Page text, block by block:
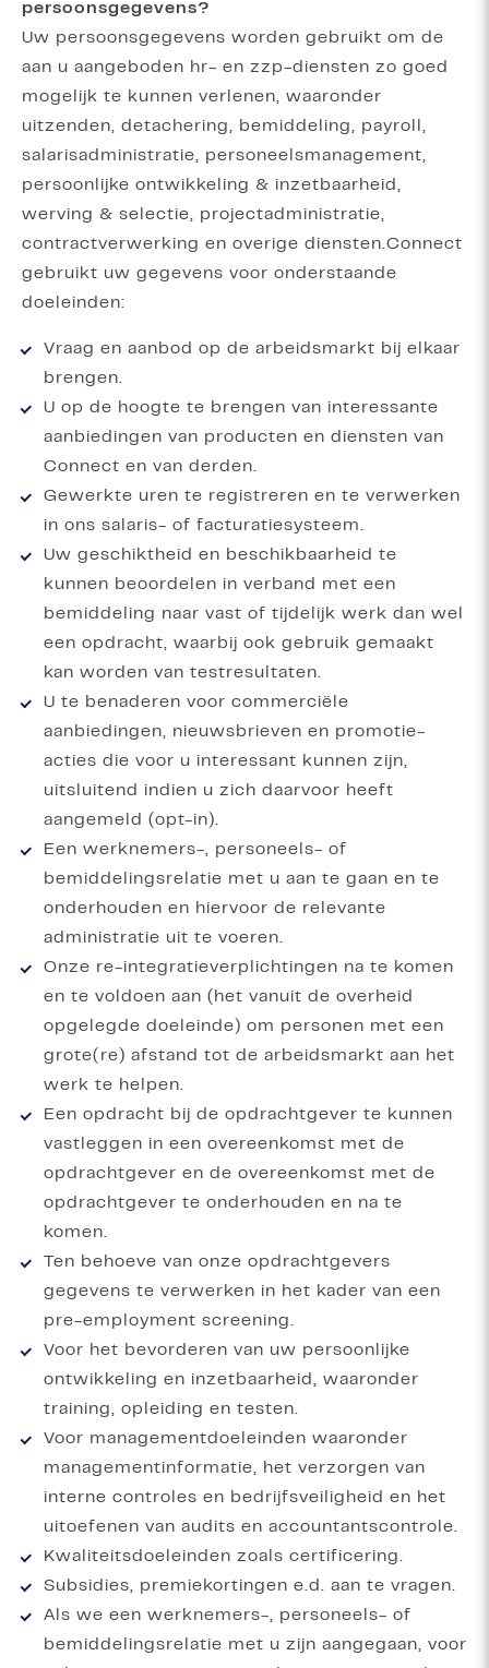
persoonsgegevens?
Uw persoonsgegevens worden gebruikt om de
aan u aangeboden hr- en zzp-diensten zo goed
mogelijk te kunnen verlenen, waaronder
uitzenden, detachering, bemiddeling, payroll,
salarisadministratie, personeelsmanagement,
persoonlijke ontwikkeling & inzetbaarheid,
werving & selectie, projectadministratie,
contractverwerking en overige diensten.Connect
gebruikt uw gegevens voor onderstaande
doeleinden:
Vraag en aanbod op de arbeidsmarkt bij elkaar
brengen.
U op de hoogte te brengen van interessante
aanbiedingen van producten en diensten van
Connect en van derden.
Gewerkte uren te registreren en te verwerken
in ons salaris- of facturatiesysteem.
Uw geschiktheid en beschikbaarheid te
kunnen beoordelen in verband met een
bemiddeling naar vast of tijdelijk werk dan wel
een opdracht, waarbij ook gebruik gemaakt
kan worden van testresultaten.
U te benaderen voor commerciële
aanbiedingen, nieuwsbrieven en promotie-
acties die voor u interessant kunnen zijn,
uitsluitend indien u zich daarvoor heeft
aangemeld (opt-in).
Een werknemers-, personeels- of
bemiddelingsrelatie met u aan te gaan en te
onderhouden en hiervoor de relevante
administratie uit te voeren.
Onze re-integratieverplichtingen na te komen
en te voldoen aan (het vanuit de overheid
opgelegde doeleinde) om personen met een
grote(re) afstand tot de arbeidsmarkt aan het
werk te helpen.
Een opdracht bij de opdrachtgever te kunnen
vastleggen in een overeenkomst met de
opdrachtgever en de overeenkomst met de
opdrachtgever te onderhouden en na te
komen.
Ten behoeve van onze opdrachtgevers
gegevens te verwerken in het kader van een
pre-employment screening.
Voor het bevorderen van uw persoonlijke
ontwikkeling en inzetbaarheid, waaronder
training, opleiding en testen.
Voor managementdoeleinden waaronder
managementinformatie, het verzorgen van
interne controles en bedrijfsveiligheid en het
uitoefenen van audits en accountantscontrole.
Kwaliteitsdoeleinden zoals certificering.
Subsidies, premiekortingen e.d. aan te vragen.
Als we een werknemers-, personeels- of
bemiddelingsrelatie met u zijn aangegaan, voor